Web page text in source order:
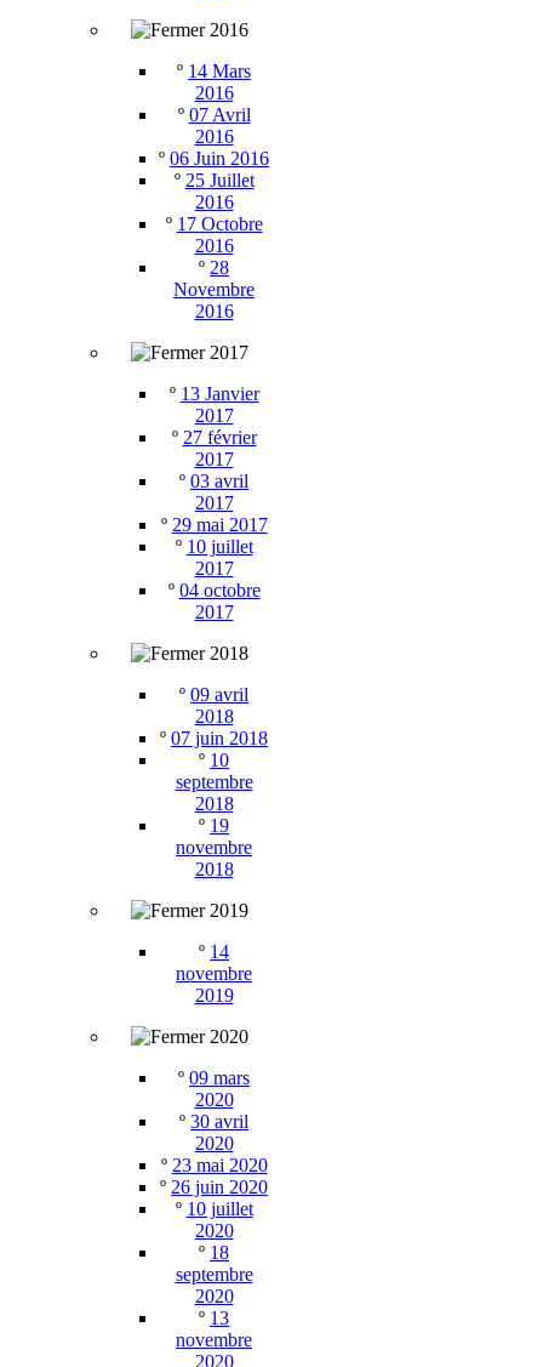
2016
º 14 Mars
2016
º 07 Avril
2016
º 06 Juin 2016
º 25 Juillet
2016
º 17 Octobre
2016
º 28
Novembre
2016
2017
º 13 Janvier
2017
º 27 février
2017
º 03 avril
2017
º 29 mai 2017
º 10 juillet
2017
º 04 octobre
2017
2018
º 09 avril
2018
º 07 juin 2018
º 10
septembre
2018
º 19
novembre
2018
2019
º 14
novembre
2019
2020
º 09 mars
2020
º 30 avril
2020
º 23 mai 2020
º 26 juin 2020
º 10 juillet
2020
º 18
septembre
2020
º 13
novembre
2020